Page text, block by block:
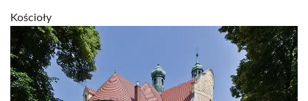
Kościoły